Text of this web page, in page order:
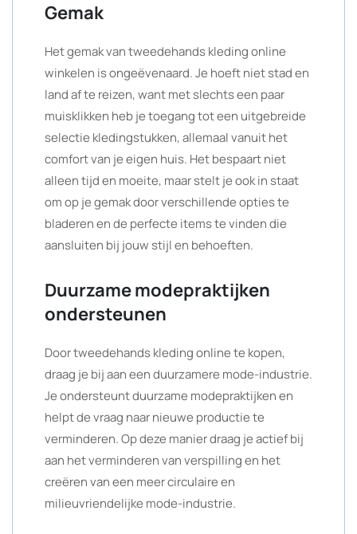
Gemak
Het gemak van tweedehands kleding online
winkelen is ongeëvenaard. Je hoeft niet stad en
land af te reizen, want met slechts een paar
muisklikken heb je toegang tot een uitgebreide
selectie kledingstukken, allemaal vanuit het
comfort van je eigen huis. Het bespaart niet
alleen tijd en moeite, maar stelt je ook in staat
om op je gemak door verschillende opties te
bladeren en de perfecte items te vinden die
aansluiten bij jouw stijl en behoeften.
Duurzame modepraktijken
ondersteunen
Door tweedehands kleding online te kopen,
draag je bij aan een duurzamere mode-industrie.
Je ondersteunt duurzame modepraktijken en
helpt de vraag naar nieuwe productie te
verminderen. Op deze manier draag je actief bij
aan het verminderen van verspilling en het
creëren van een meer circulaire en
milieuvriendelijke mode-industrie.